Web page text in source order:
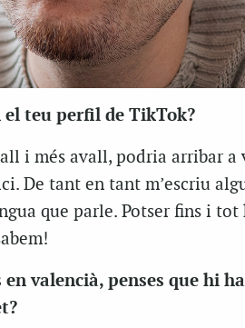
el teu perfil de TikTok?
i més avall, podria arribar a
De tant en tant m’escriu
que parle. Potser fins i tot
valencià, penses que hi